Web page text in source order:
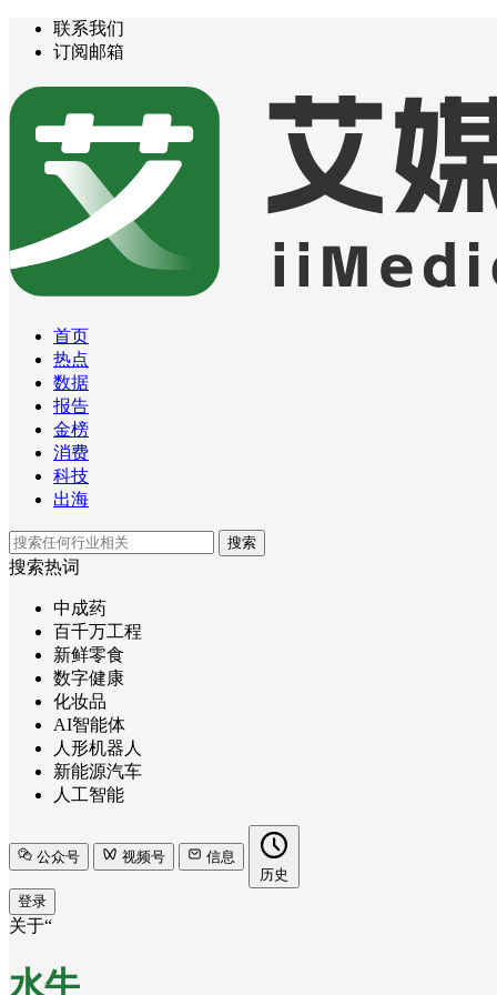
联系我们
订阅邮箱
首页
热点
数据
报告
金榜
消费
科技
出海
搜索
搜索热词
中成药
百千万工程
新鲜零食
数字健康
化妆品
AI智能体
人形机器人
新能源汽车
人工智能
公众号 视频号
信息
历史
登录
关于“
水牛